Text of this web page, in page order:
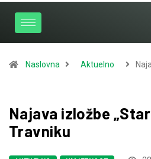
Naslovna Aktuelno
Najava izložbe
Travniku